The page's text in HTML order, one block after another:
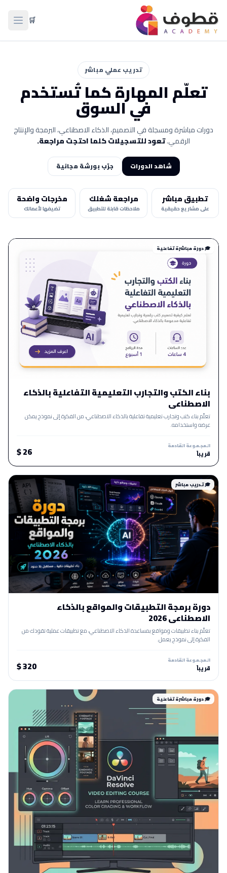
🛒 فتح
تدريب عملي مباشر
تعلّم المهارة كما تُستخدم
في السوق
دورات مباشرة ومسجلة في التصميم، الذكاء الاصطناعي، البرمجة والإنتاج
الرقمي.تعرف أخطاءك مبكراً وتصححها بسرعة.
شاهد الدورات جرّب بورشة مجانية
تطبيق مباشر
على مشاريع حقيقية
مراجعة شغلك
ملاحظات قابلة للتطبيق
مخرجات واضحة
تضيفها لأعمالك
🎓 دورة مباشرة تفاعلية
بناء الكتب والتجارب التعليمية التفاعلية بالذكاء
الاصطناعي
تعلّم بناء كتب وتجارب تعليمية تفاعلية بالذكاء الاصطناعي، من الفكرة إلى نموذج يمكن
عرضه واستخدامه.
المجموعة القادمة
قريباً 26 $
🎓 تدريب مباشر
دورة برمجة التطبيقات والمواقع بالذكاء
الاصطناعي 2026
تعلّم بناء تطبيقات ومواقع بمساعدة الذكاء الاصطناعي، مع تطبيقات عملية تقودك من
الفكرة إلى نموذج يعمل.
المجموعة القادمة
قريباً 320 $
🎓 دورة مباشرة تفاعلية